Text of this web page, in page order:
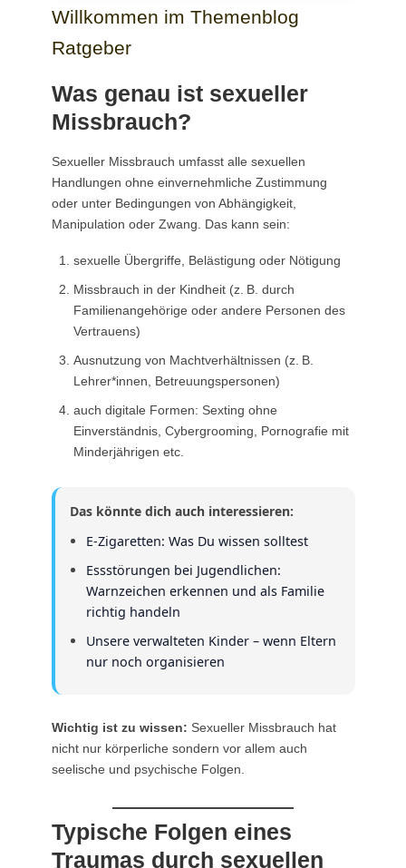
Willkommen im Themenblog
Ratgeber
Was genau ist sexueller
Missbrauch?
Sexueller Missbrauch umfasst alle sexuellen
Handlungen ohne einvernehmliche Zustimmung
oder unter Bedingungen von Abhängigkeit,
Manipulation oder Zwang. Das kann sein:
sexuelle Übergriffe, Belästigung oder Nötigung
Missbrauch in der Kindheit (z. B. durch
Familienangehörige oder andere Personen des
Vertrauens)
Ausnutzung von Machtverhältnissen (z. B.
Lehrer*innen, Betreuungspersonen)
auch digitale Formen: Sexting ohne
Einverständnis, Cybergrooming, Pornografie mit
Minderjährigen etc.
Das könnte dich auch interessieren:
E-Zigaretten: Was Du wissen solltest
Essstörungen bei Jugendlichen:
Warnzeichen erkennen und als Familie
richtig handeln
Unsere verwalteten Kinder – wenn Eltern
nur noch organisieren
Wichtig ist zu wissen: Sexueller Missbrauch hat
nicht nur körperliche sondern vor allem auch
seelische und psychische Folgen.
Typische Folgen eines
Traumas durch sexuellen